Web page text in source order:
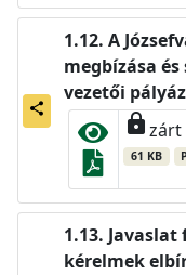
share
A
megbízása
vezetői
lockzárt
61 KB
Javaslat
kérelmek